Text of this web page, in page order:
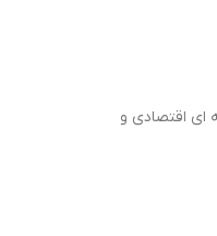
ای اقتصادی و